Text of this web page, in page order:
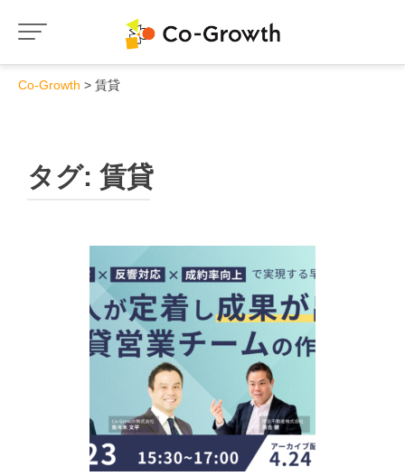
Co-Growth 賃貸
タグ: 賃貸